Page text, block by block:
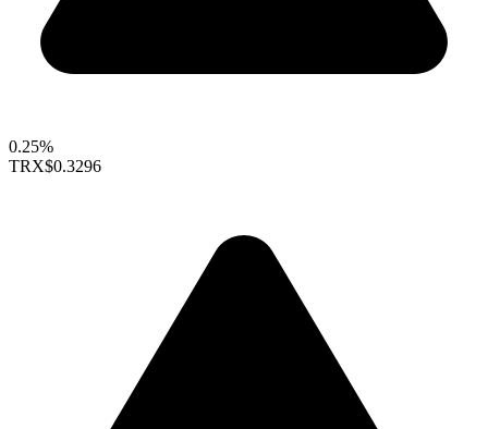
0.25%
TRX$0.3296